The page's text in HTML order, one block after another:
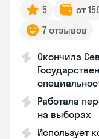
5 от
7 отзывов
Окончила
Работала
на выборах
Использует